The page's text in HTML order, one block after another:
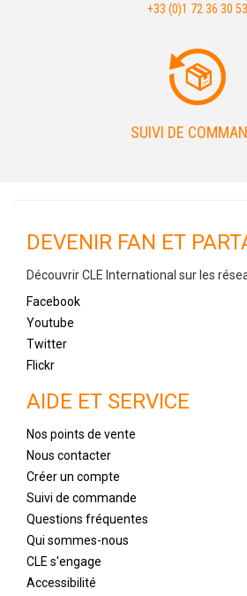
+33 (0)1 72 36 30 53
SUIVI DE
DEVENIR FAN ET
Découvrir CLE International sur les
Facebook
Youtube
Twitter
Flickr
AIDE ET SERVICE
Nos points de vente
Nous contacter
Créer un compte
Suivi de commande
Questions fréquentes
Qui sommes-nous
CLE s'engage
Accessibilité